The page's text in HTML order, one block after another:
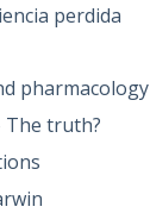
perdida
pharmacology
The truth?